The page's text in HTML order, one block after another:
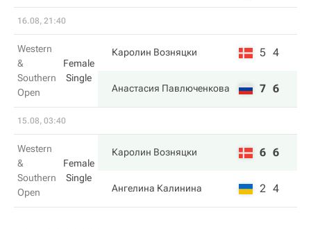
16.08, 21:40
Western
&
Southern
Open
Female
Single
Каролин Возняцки 5 4
Анастасия Павлюченкова 7 6
15.08, 03:40
Western
&
Southern
Open
Female
Single
Каролин Возняцки 6 6
Ангелина Калинина 2 4